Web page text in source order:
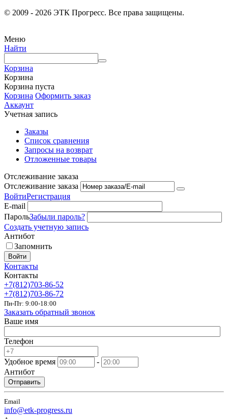
© 2009 - 2026 ЭТК Прогресс. Все права защищены.
Меню
Найти
Корзина
Корзина
Корзина пуста
Корзина Оформить заказ
Аккаунт
Учетная запись
Заказы
Список сравнения
Запросы на возврат
Отложенные товары
Отслеживание заказа
Отслеживание заказа
ВойтиРегистрация
E-mail
ПарольЗабыли пароль?
Создать учетную запись
Антибот
Запомнить
Войти
Контакты
Контакты
+7(812)703-86-52
+7(812)703-86-72
Пн-Пт: 9:00-18:00
Заказать обратный звонок
Ваше имя
Телефон
Удобное время
-
Антибот
Отправить
Email
info@etk-progress.ru